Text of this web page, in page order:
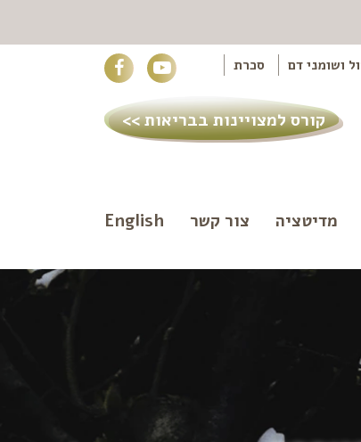
ושומני דם סכרת
קורס למצויינות בבריאות >>
מדיטציה צור קשר English